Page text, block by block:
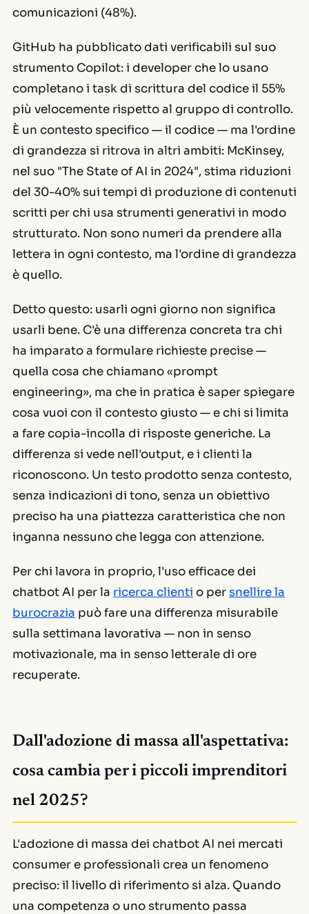
comunicazioni (48%).
GitHub ha pubblicato dati verificabili sul suo
strumento Copilot: i developer che lo usano
completano i task di scrittura del codice il 55%
più velocemente rispetto al gruppo di controllo.
È un contesto specifico — il codice — ma l'ordine
di grandezza si ritrova in altri ambiti: McKinsey,
nel suo "The State of AI in 2024", stima riduzioni
del 30-40% sui tempi di produzione di contenuti
scritti per chi usa strumenti generativi in modo
strutturato. Non sono numeri da prendere alla
lettera in ogni contesto, ma l'ordine di grandezza
è quello.
Detto questo: usarli ogni giorno non significa
usarli bene. C'è una differenza concreta tra chi
ha imparato a formulare richieste precise —
quella cosa che chiamano «prompt
engineering», ma che in pratica è saper spiegare
cosa vuoi con il contesto giusto — e chi si limita
a fare copia-incolla di risposte generiche. La
differenza si vede nell'output, e i clienti la
riconoscono. Un testo prodotto senza contesto,
senza indicazioni di tono, senza un obiettivo
preciso ha una piattezza caratteristica che non
inganna nessuno che legga con attenzione.
Per chi lavora in proprio, l'uso efficace dei
chatbot AI per la ricerca clienti o persnellire la
burocrazia può fare una differenza misurabile
sulla settimana lavorativa — non in senso
motivazionale, ma in senso letterale di ore
recuperate.
Dall'adozione di massa all'aspettativa:
cosa cambia per i piccoli imprenditori
nel 2025?
L'adozione di massa dei chatbot AI nei mercati
consumer e professionali crea un fenomeno
preciso: il livello di riferimento si alza. Quando
una competenza o uno strumento passa